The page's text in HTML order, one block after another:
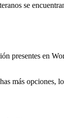
se
presentes en
más opciones,